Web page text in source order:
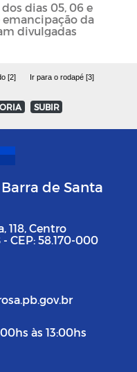
dias 05, 06 e
emancipação da
divulgadas
[2] Ir para o rodapé [3]
SUBIR
de Santa
118, Centro
CEP: 58.170-000
às 13:00hs